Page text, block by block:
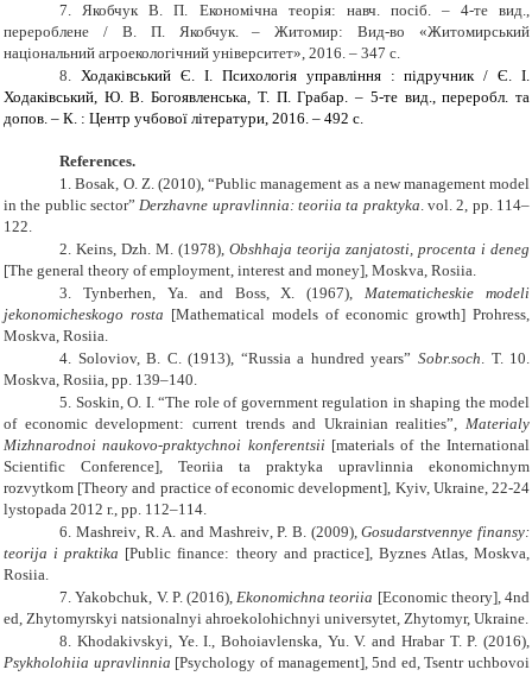
7.
Якобчук В. П. Економічна теорія: навч. посіб. – 4-те вид.,
перероблене / В. П. Якобчук. – Житомир: Вид-во «Житомирський
національний агроекологічний університет», 2016. – 347 с.
8. Ходаківський Є. І. Психологія управління : підручник / Є. І.
Ходаківський, Ю. В. Богоявленська, Т. П. Грабар. – 5-те вид., переробл. та
допов. – К. : Центр учбової літератури, 2016. – 492 с.
References.
1. Bosak, O. Z. (2010),“Public management as a new management model
in the public sector”Derzhavne upravlinnia: teoriia ta praktyka.vol. 2, pp. 114–
122.
2. Keins, Dzh. M. (1978),Obshhaja teorija zanjatosti, procenta i deneg
[The general theory of employment, interest and money], Moskva, Rosiia.
3.
Tynberhen, Ya. and Boss,X.(1967),Matematicheskie modeli
jekonomicheskogo rosta [Mathematical models of economic growth] Prohress,
Moskva, Rosiia.
4. Soloviov, B. C. (1913), “Russia a hundred years” Sobr.soch. T. 10.
Moskva, Rosiia, pp. 139–140.
5. Soskin, O. I. “The role of government regulation in shaping the model
of economic development: current trends and Ukrainian realities”, Materialy
Mizhnarodnoi naukovo-praktychnoi konferentsii [materials of the International
Scientific Conference], Teoriia ta praktyka upravlinnia ekonomichnym
rozvytkom [Theory and practice of economic development], Kyiv,Ukraine,22-24
lystopada 2012 r., pp. 112–114.
6. Mashreiv,R. A. and Mashreiv,P. B. (2009),Gosudarstvennye finansy:
teorija i praktika [Public finance: theory and practice], Byznes Atlas, Moskva,
Rosiia.
7. Yakobchuk, V. P. (2016),Ekonomichna teoriia [Economic theory], 4nd
ed, Zhytomyrskyi natsionalnyi ahroekolohichnyi universytet, Zhytomyr, Ukraine.
8. Khodakivskyi, Ye. I., Bohoiavlenska, Yu. V.and Hrabar T. P. (2016),
Psykholohiia upravlinnia [Psychology of management], 5nd ed,Tsentr uchbovoi